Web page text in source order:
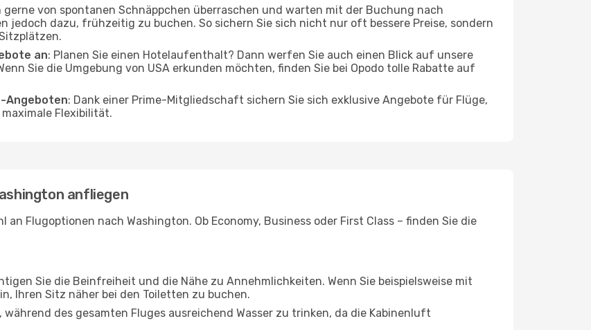
gerne von spontanen Schnäppchen überraschen und warten mit der Buchung nach
jedoch dazu, frühzeitig zu buchen. So sichern Sie sich nicht nur oft bessere Preise, sondern
an: Planen Sie einen Hotelaufenthalt? Dann werfen Sie auch einen Blick auf unsere
Sie die Umgebung von USA erkunden möchten, finden Sie bei Opodo tolle Rabatte auf
Angeboten: Dank einer Prime-Mitgliedschaft sichern Sie sich exklusive Angebote für Flüge,
Flexibilität.
anfliegen
Flugoptionen nach Washington. Ob Economy, Business oder First Class – finden Sie die
Sie die Beinfreiheit und die Nähe zu Annehmlichkeiten. Wenn Sie beispielsweise mit
Ihren Sitz näher bei den Toiletten zu buchen.
während des gesamten Fluges ausreichend Wasser zu trinken, da die Kabinenluft